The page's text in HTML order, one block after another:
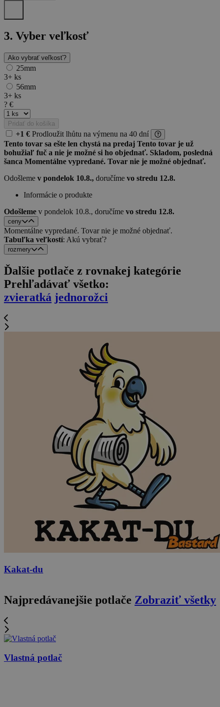
3. Vyber veľkosť
Ako vybrať veľkosť?
25mm
3+ ks
56mm
3+ ks
? €
Pridať do košíka
+1 € Prodloužit lhůtu na výmenu na 40 dní
Tento tovar sa ešte len chystá na predaj Tento tovar je už
bohužiaľ fuč a nie je možné si ho objednať. Skladom, posledná
šanca Momentálne vypredané. Tovar nie je možné objednať.
Odošleme v pondelok 10.8., doručíme vo stredu 12.8.
Informácie o produkte
Odošleme v pondelok 10.8., doručíme vo stredu 12.8.
ceny
Momentálne vypredané. Tovar nie je možné objednať.
Tabuľka veľkostí: Akú vybrať?
rozmery
Ďalšie potlače z rovnakej kategórie
Prehľadávať všetko:
zvieratká jednorožci
Kakat-du
Najpredávanejšie potlače Zobraziť všetky
Vlastná potlač